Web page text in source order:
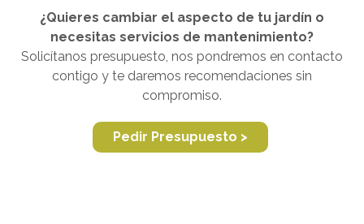
¿Quieres cambiar el aspecto de tu jardín o
necesitas servicios de mantenimiento?
Solicítanos presupuesto, nos pondremos en contacto
contigo y te daremos recomendaciones sin
compromiso.
Pedir Presupuesto >